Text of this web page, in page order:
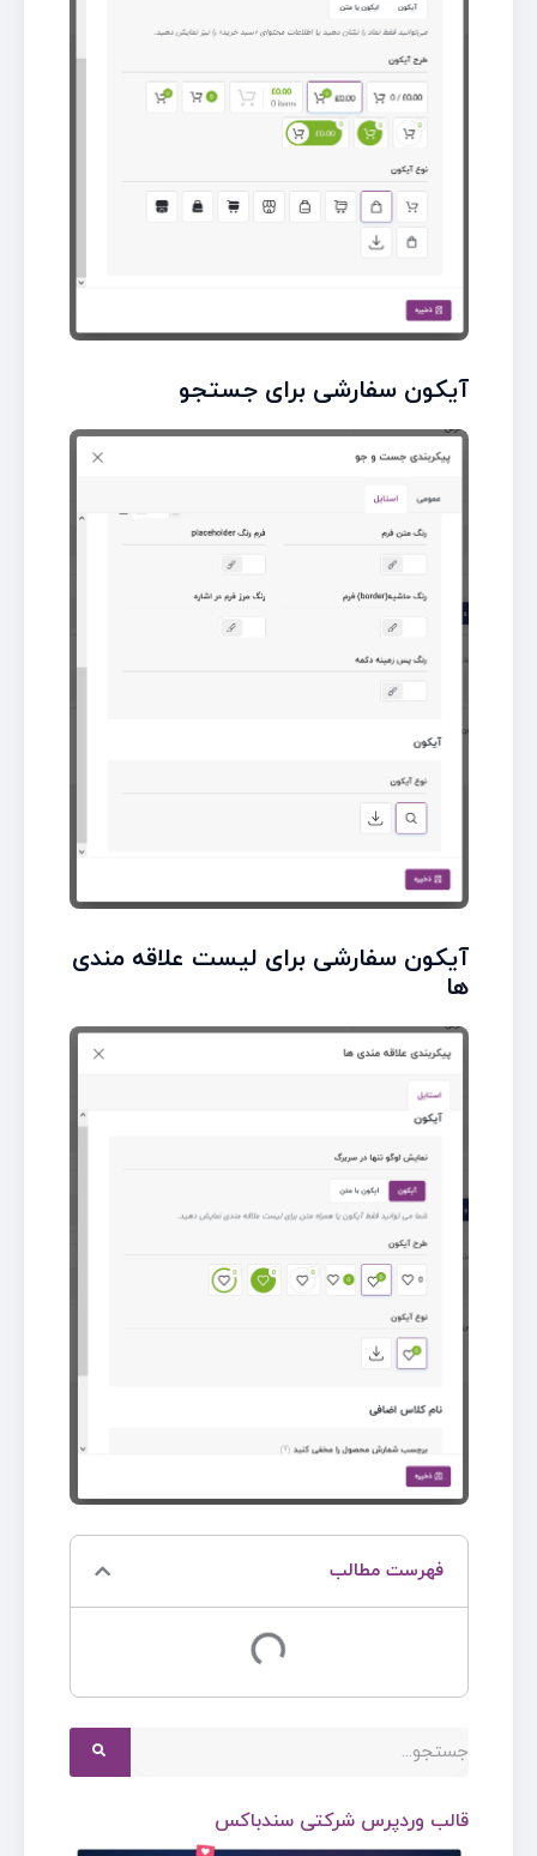
فهرست مطالب
قالب وردپرس شرکتی سندباکس
آیکون سفارشی برای جستجو
آیکون سفارشی برای لیست علاقه مندی
ها